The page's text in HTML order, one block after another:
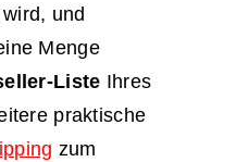
und
Menge
Liste Ihres
praktische
zum